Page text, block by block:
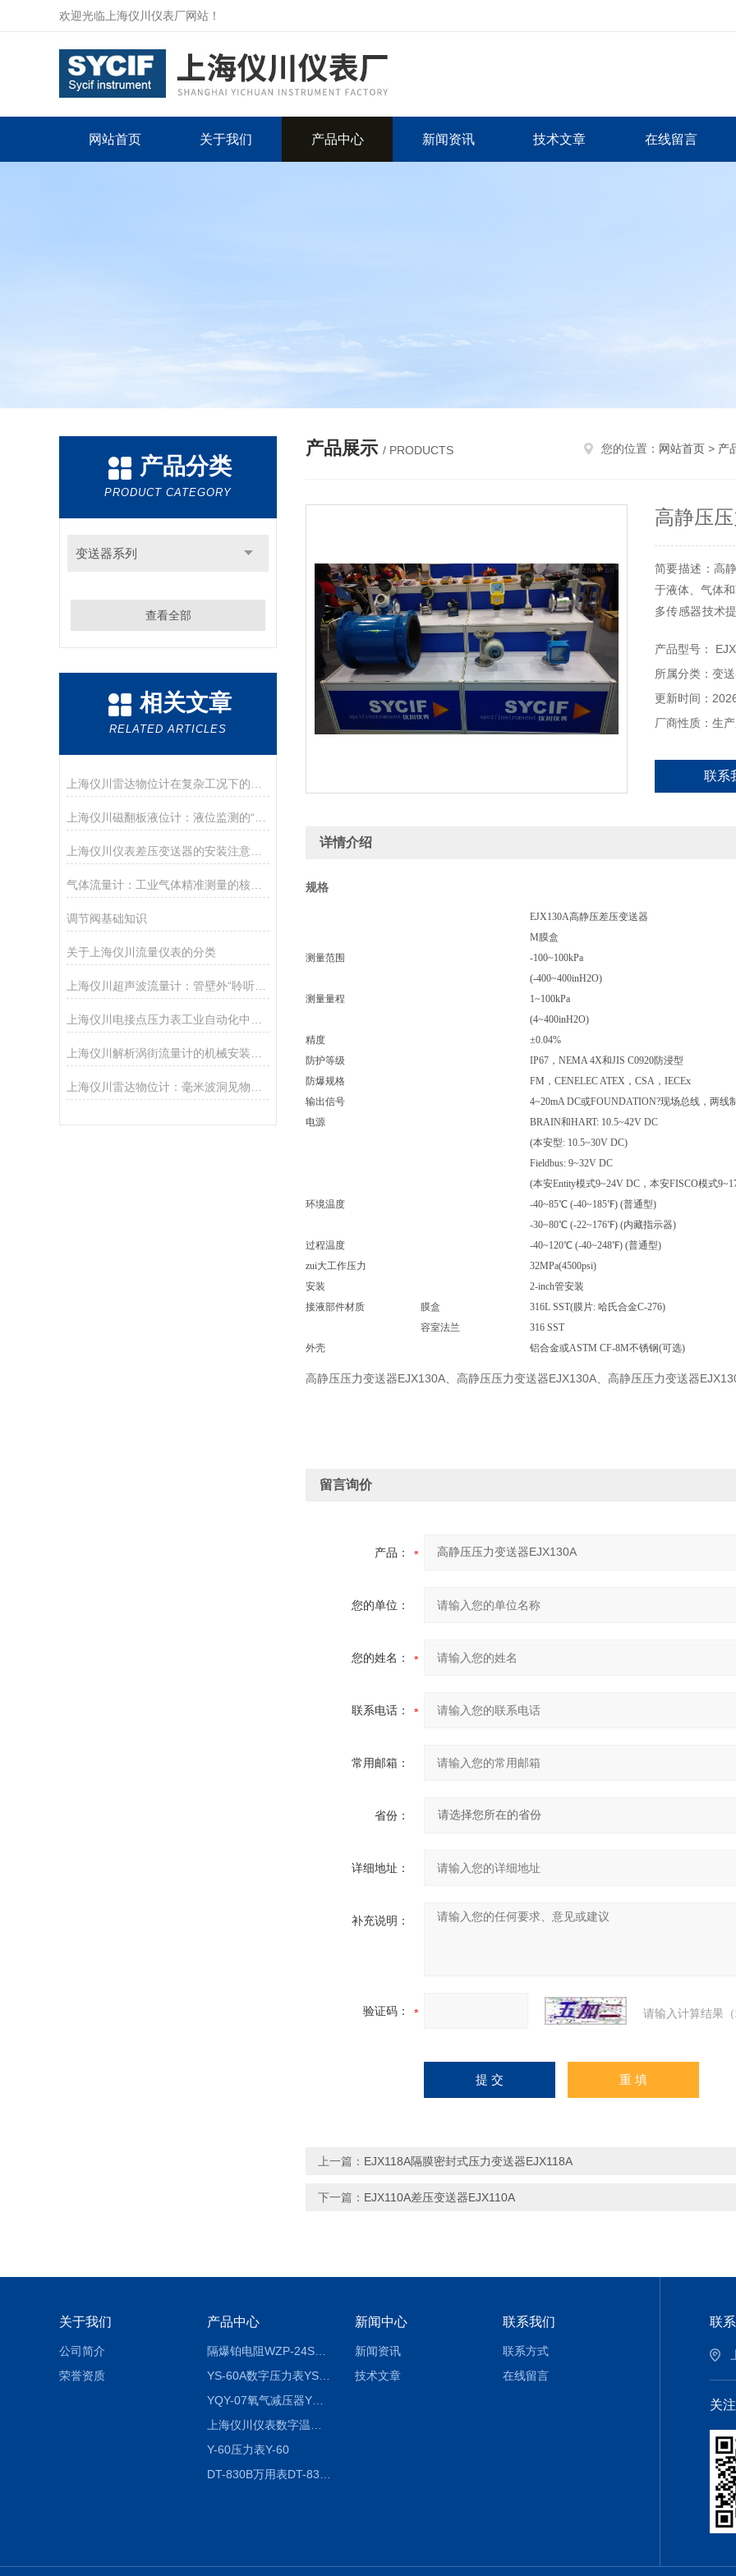
欢迎光临上海仪川仪表厂网站！
网站首页 关于我们 产品中心 新闻资讯 技术文章 在线留言
产品分类
PRODUCT CATEGORY
变送器系列
查看全部
相关文章
RELATED ARTICLES
上海仪川仪表差压变送器的安装注意事项
气体流量计：工业气体精准测量的核心技术
调节阀基础知识
关于上海仪川流量仪表的分类
上海仪川超声波流量计：管壁外“聆听”流速的智慧之耳
产品展示 / PRODUCTS 您的位置： 网站首页 > 产
高静压
简要描述：高
于液体、气体和
多传感器技术
EJX系列支持
产品型号：
所属分类：变
更新时间：
厂商性质：生
联系
详情介绍
规格
EJX130A高静压差压变送器
M膜盒
测量范围
-100~100kPa
(-400~400inH2O)
测量量程
1~100kPa
(4~400inH2O)
精度
±0.04%
防护等级
IP67，NEMA 4X和JIS C0920防浸型
防爆规格
FM，CENELEC ATEX，CSA，IECEx
输出信号
4~20mA DC或FOUNDATION?现场总线，两线
电源
BRAIN和HART: 10.5~42V DC
(本安型: 10.5~30V DC)
Fieldbus: 9~32V DC
(本安Entity模式9~24V DC，本安FISCO模式
环境温度
-40~85℃ (-40~185℉) (普通型)
-30~80℃ (-22~176℉) (内藏指示器)
过程温度
-40~120℃ (-40~248℉) (普通型)
zui大工作压力
32MPa(4500psi)
安装
2-inch管安装
接液部件材质
膜盒
316L SST(膜片: 哈氏合金C-276)
容室法兰
316 SST
外壳
铝合金或ASTM CF-8M不锈钢(可选)
高静压压力变送器EJX130A、高静压压力变送器EJX130A、高静压压力变送器
留言询价
产品：
您的单位：
您的姓名：
联系电话：
常用邮箱：
省份：
详细地址：
补充说明：
验证码： 请输入计算结果
上一篇： EJX118A隔膜密封式压力变送器EJX118A
下一篇： EJX110A差压变送器EJX110A
关于我们
公司简介
荣誉资质
产品中心
隔爆铂电阻WZP-24SA隔爆铂电阻WZP-24SA/Pt100
YS-60A数字压力表YS-60A
YQY-07氧气减压器YQY-07
Y-60压力表Y-60
新闻中心
新闻资讯
技术文章
联系我们
联系方式
在线留言
联
关